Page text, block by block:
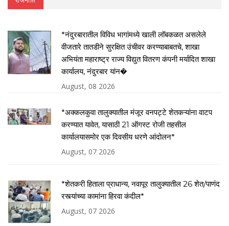
*नंदुरबारातील विविध भागांमध्ये खाली लॉबकळत असलेले
वीजतारे तातडीने सुरक्षित उंचीवर करण्याबाबतचे, शाखा
अभियंता महाराष्ट्र राज्य विद्युत वितरण कंपनी मर्यादित शाखा
कार्यालय, नंदुरबार यांन�
August, 08 2026
*अक्कलकुवा तालुक्यातील मंजूर वनपट्टे शेतकऱ्यांना वाटप
करण्यात यावेत, यासाठी 21 ऑगस्ट रोजी तहसील
कार्यालयासमोर एक दिवसीय धरणे आंदोलन*
August, 07 2026
*शेतकरी हिताला प्राधान्य, नवापूर तालुक्यातील 26 शेत/पाणंद
रस्त्यांच्या कामांना हिरवा कंदील*
August, 07 2026